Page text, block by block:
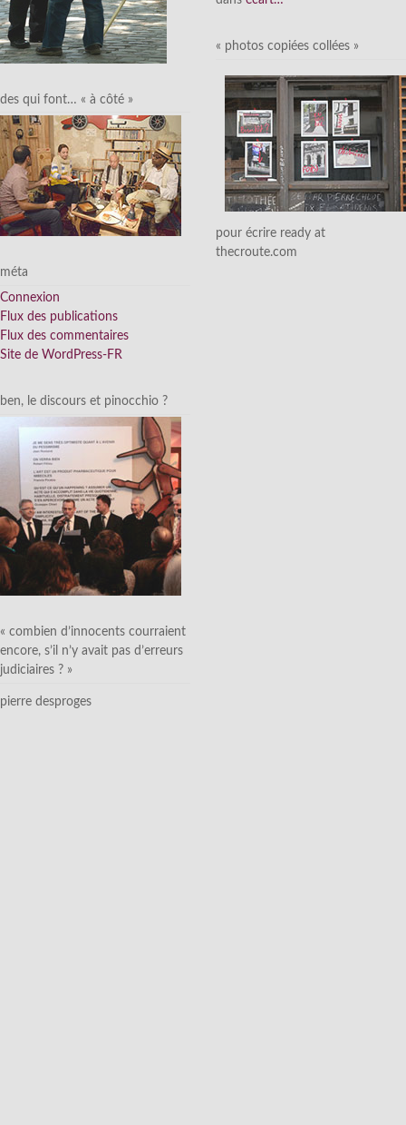
des qui font… « à côté »
méta
Connexion
Flux des publications
Flux des commentaires
Site de WordPress-FR
ben, le discours et pinocchio ?
« combien d’innocents courraient
encore, s’il n’y avait pas d’erreurs
judiciaires ? »
pierre desproges
« photos copiées collées »
pour écrire ready at
thecroute.com